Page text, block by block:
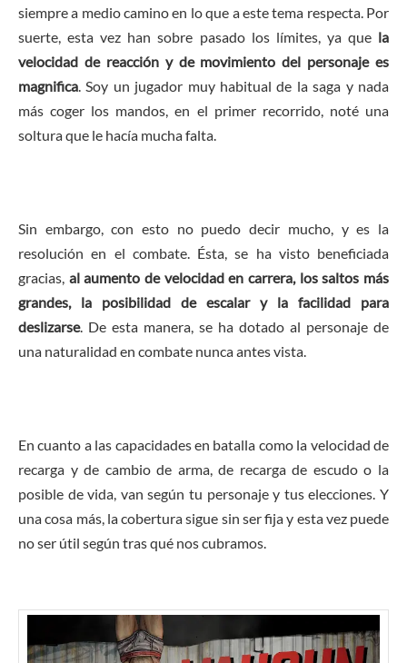
siempre a medio camino en lo que a este tema respecta. Por
suerte, esta vez han sobre pasado los límites, ya que la
velocidad de reacción y de movimiento del personaje es
magnifica . Soy un jugador muy habitual de la saga y nada
más coger los mandos, en el primer recorrido, noté una
soltura que le hacía mucha falta.
Sin embargo, con esto no puedo decir mucho, y es la
resolución en el combate. Ésta, se ha visto beneficiada
gracias, al aumento de velocidad en carrera, los saltos más
grandes, la posibilidad de escalar y la facilidad para
deslizarse. De esta manera, se ha dotado al personaje de
una naturalidad en combate nunca antes vista.
En cuanto a las capacidades en batalla como la velocidad de
recarga y de cambio de arma, de recarga de escudo o la
posible de vida, van según tu personaje y tus elecciones. Y
una cosa más, la cobertura sigue sin ser fija y esta vez puede
no ser útil según tras qué nos cubramos.